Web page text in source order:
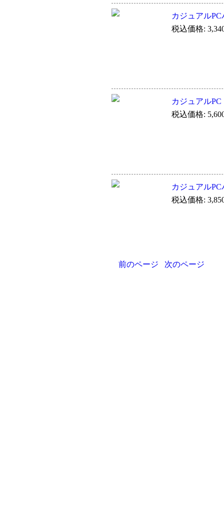
カジュアル
税込価格:
カジュアル
税込価格:
カジュアル
税込価格:
前のページ 次のページ